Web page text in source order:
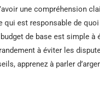
une compréhension
qui est responsable de
budget de base est simple à
à éviter les
apprenez à parler